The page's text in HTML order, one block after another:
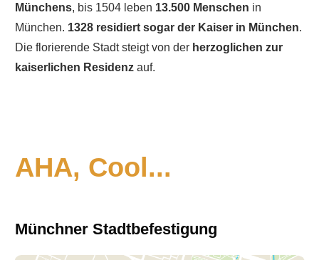
Münchens, bis 1504 leben 13.500 Menschen in
München. 1328 residiert sogar der Kaiser in München.
Die florierende Stadt steigt von der herzoglichen zur
kaiserlichen Residenz auf.
AHA, Cool...
Münchner Stadtbefestigung